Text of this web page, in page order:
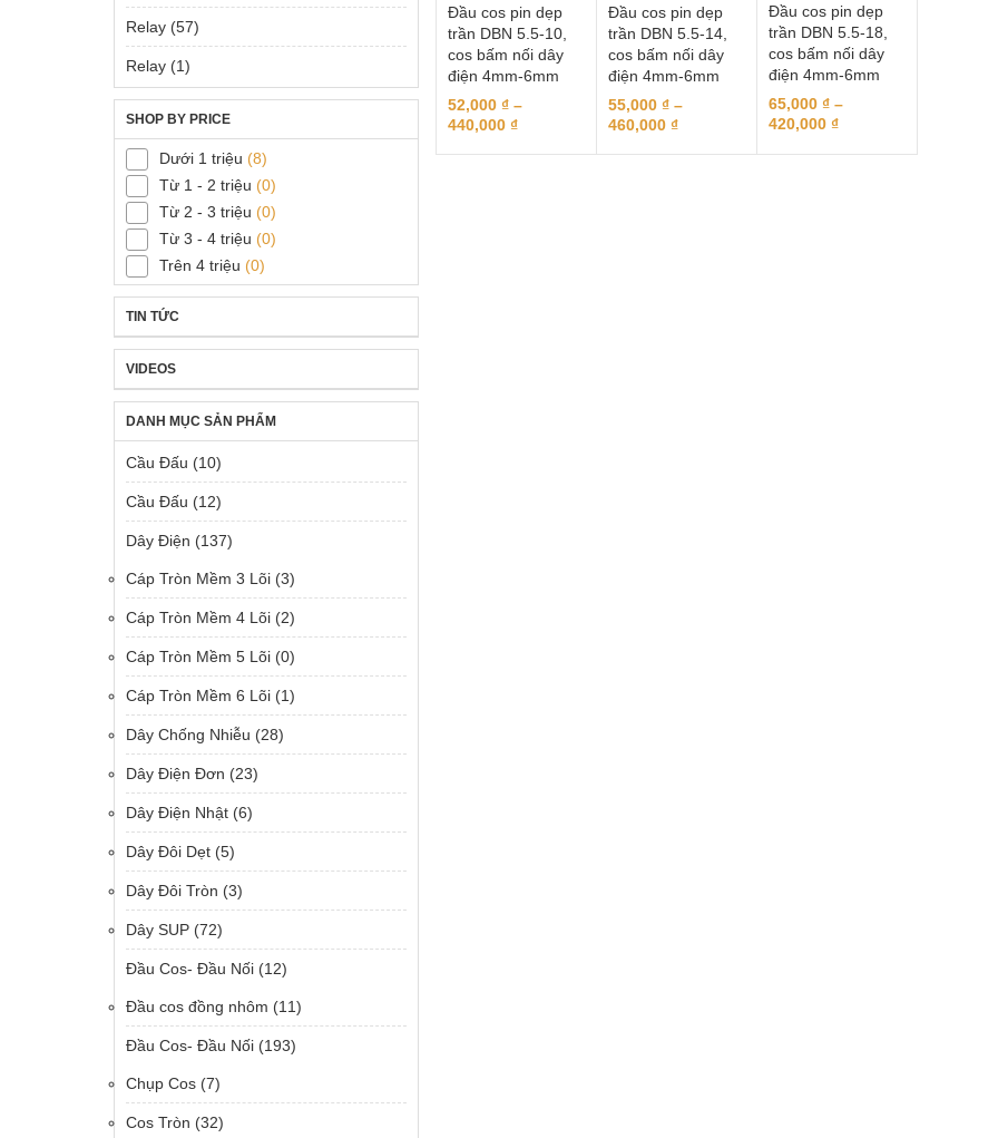
Đầu cos pin dẹp
trần DBN 5.5-10,
cos bấm nối dây
điện 4mm-6mm
52,000 ₫–
440,000 ₫
Đầu cos pin dẹp
trần DBN 5.5-14,
cos bấm nối dây
điện 4mm-6mm
55,000 ₫ –
460,000 ₫
Đầu cos pin dẹp
trần DBN 5.5-18,
cos bấm nối dây
điện 4mm-6mm
65,000 ₫ –
420,000 ₫
Relay (57)
Relay (1)
SHOP BY PRICE
Dưới 1 triệu (8)
Từ 1 - 2 triệu (0)
Từ 2 - 3 triệu (0)
Từ 3 - 4 triệu (0)
Trên 4 triệu (0)
TIN TỨC
VIDEOS
DANH MỤC SẢN PHẨM
Cầu Đấu (10)
Cầu Đấu (12)
Dây Điện (137)
Cáp Tròn Mềm 3 Lõi (3)
Cáp Tròn Mềm 4 Lõi (2)
Cáp Tròn Mềm 5 Lõi (0)
Cáp Tròn Mềm 6 Lõi (1)
Dây Chống Nhiễu (28)
Dây Điện Đơn (23)
Dây Điện Nhật (6)
Dây Đôi Dẹt (5)
Dây Đôi Tròn (3)
Dây SUP (72)
Đầu Cos- Đầu Nối (12)
Đầu cos đồng nhôm (11)
Đầu Cos- Đầu Nối (193)
Chụp Cos (7)
Cos Tròn (32)